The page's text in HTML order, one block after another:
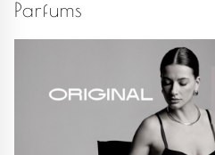
Parfums